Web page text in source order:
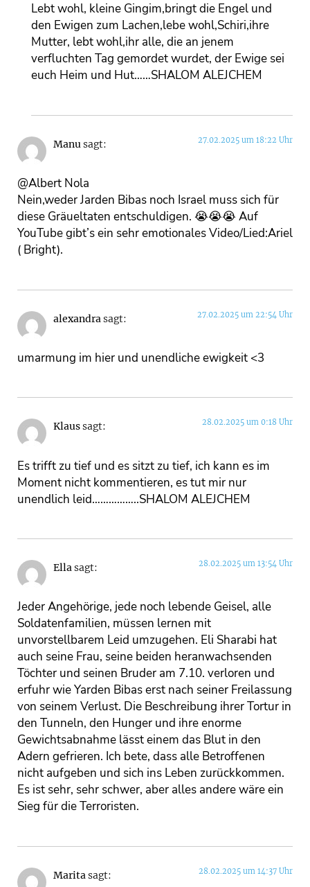
Lebt wohl, kleine Gingim,bringt die Engel und
den Ewigen zum Lachen,lebe wohl,Schiri,ihre
Mutter, lebt wohl,ihr alle, die an jenem
verfluchten Tag gemordet wurdet, der Ewige sei
euch Heim und Hut……SHALOM ALEJCHEM
Manusagt: 27.02.2025 um 18:22 Uhr
@Albert Nola
Nein,weder Jarden Bibas noch Israel muss sich für
diese Gräueltaten entschuldigen. 😭😭😭 Auf
YouTube gibt’s ein sehr emotionales Video/Lied:Ariel
( Bright).
alexandrasagt: 27.02.2025 um 22:54 Uhr
umarmung im hier und unendliche ewigkeit <3
Klaussagt: 28.02.2025 um 0:18 Uhr
Es trifft zu tief und es sitzt zu tief, ich kann es im
Moment nicht kommentieren, es tut mir nur
unendlich leid……………..SHALOM ALEJCHEM
Ellasagt: 28.02.2025 um 13:54 Uhr
Jeder Angehörige, jede noch lebende Geisel, alle
Soldatenfamilien, müssen lernen mit
unvorstellbarem Leid umzugehen. Eli Sharabi hat
auch seine Frau, seine beiden heranwachsenden
Töchter und seinen Bruder am 7.10. verloren und
erfuhr wie Yarden Bibas erst nach seiner Freilassung
von seinem Verlust. Die Beschreibung ihrer Tortur in
den Tunneln, den Hunger und ihre enorme
Gewichtsabnahme lässt einem das Blut in den
Adern gefrieren. Ich bete, dass alle Betroffenen
nicht aufgeben und sich ins Leben zurückkommen.
Es ist sehr, sehr schwer, aber alles andere wäre ein
Sieg für die Terroristen.
Maritasagt: 28.02.2025 um 14:37 Uhr